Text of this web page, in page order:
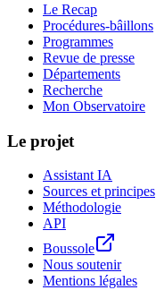
Le Recap
Procédures-bâillons
Programmes
Revue de presse
Départements
Recherche
Mon Observatoire
Le projet
Assistant IA
Sources et principes
Méthodologie
API
Boussole
Nous soutenir
Mentions légales